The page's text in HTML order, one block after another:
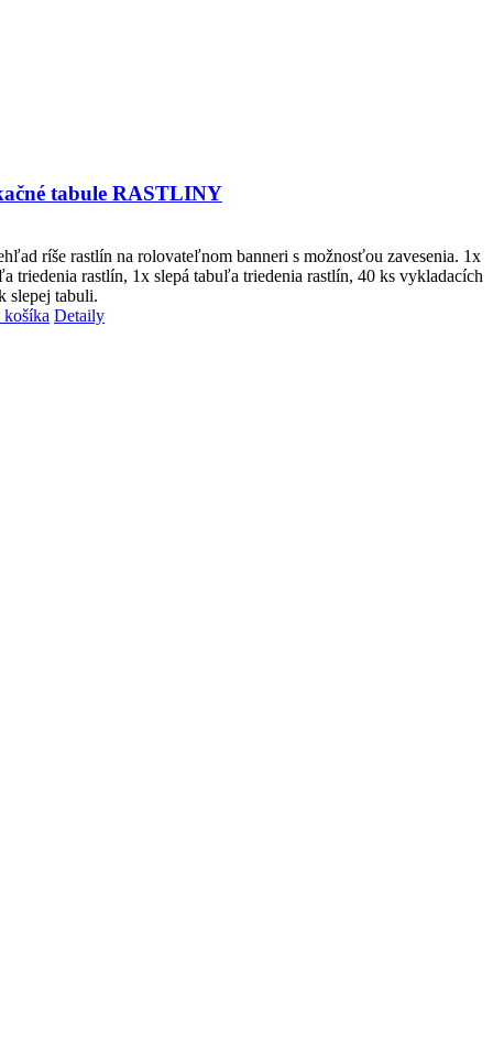
tabule RASTLINY
ríše rastlín na rolovateľnom banneri s možnosťou zavesenia. 1x
triedenia rastlín, 1x slepá tabuľa triedenia rastlín, 40 ks vykladacích
slepej tabuli.
Detaily